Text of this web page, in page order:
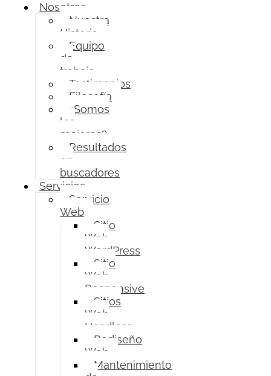
Nosotros
Nuestra
Historia
Equipo
de
trabajo
Testimonios
Filosofía
¿Somos
los
mejores?
Resultados
en
buscadores
Servicios
Servicio
Web
Sitio
Web
WordPress
Sitio
Web
Responsive
Sitios
Web
Headless
Rediseño
Web
Mantenimiento